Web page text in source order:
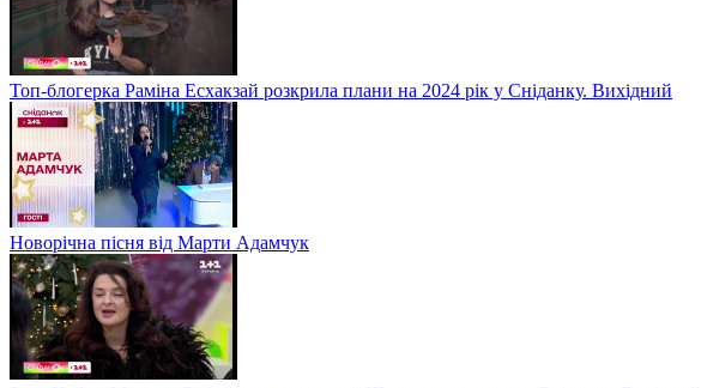
Топ-блогерка Раміна Есхакзай розкрила плани на 2024 рік у Сніданку. Вихідний
Новорічна пісня від Марти Адамчук